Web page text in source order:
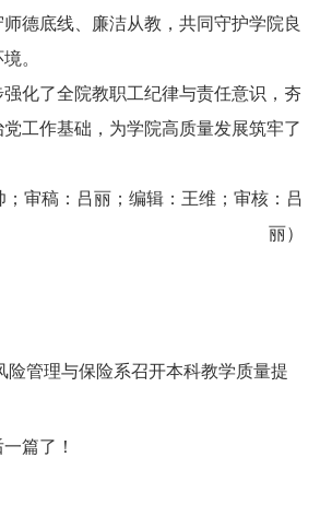
德底线、廉洁从教，共同守护学院良
。
化了全院教职工纪律与责任意识，夯
工作基础，为学院高质量发展筑牢了
；审稿：吕丽；编辑：王维；审核：吕
丽）
险管理与保险系召开本科教学质量提
篇了！